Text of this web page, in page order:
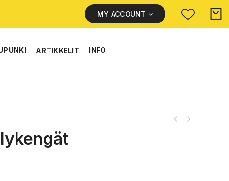
MY ACCOUNT
ARTIKKELIT INFO